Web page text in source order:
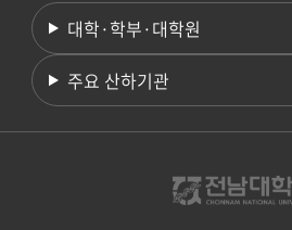
대학·학부·대학원
주요 산하기관